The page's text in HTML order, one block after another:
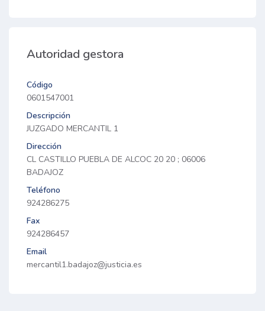
Autoridad gestora
Código
0601547001
Descripción
JUZGADO MERCANTIL 1
Dirección
CL CASTILLO PUEBLA DE ALCOC 20 20 ; 06006
BADAJOZ
Teléfono
924286275
Fax
924286457
Email
mercantil1.badajoz@justicia.es